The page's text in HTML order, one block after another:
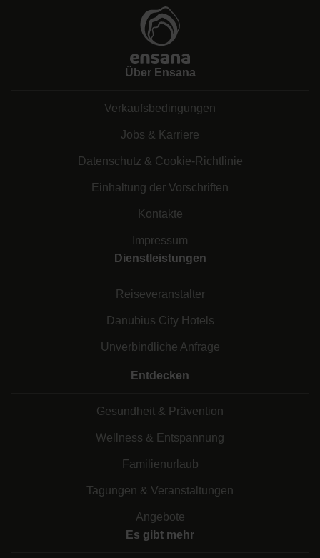
Über Ensana
Verkaufsbedingungen
Jobs & Karriere
Datenschutz & Cookie-Richtlinie
Einhaltung der Vorschriften
Kontakte
Impressum
Dienstleistungen
Reiseveranstalter
Danubius City Hotels
Unverbindliche Anfrage
Entdecken
Gesundheit & Prävention
Wellness & Entspannung
Familienurlaub
Tagungen & Veranstaltungen
Angebote
Es gibt mehr